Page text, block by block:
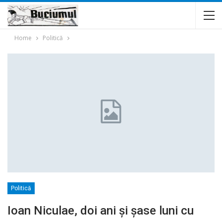
Home Politică
Politică
Ioan Niculae, doi ani și șase luni cu